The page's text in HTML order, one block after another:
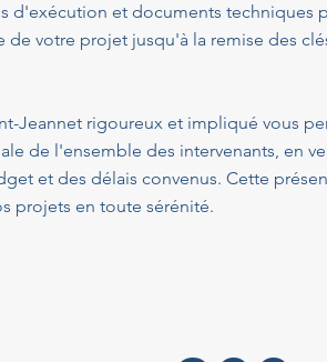
d'exécution et documents techniques
de votre projet jusqu'à la remise des
Jeannet rigoureux et impliqué vous
de l'ensemble des intervenants, en
et des délais convenus. Cette
projets en toute sérénité.